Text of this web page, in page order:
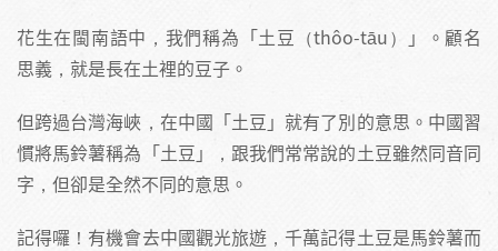
花生在閩南語中，我們稱為「土豆（thôo-tāu）」。顧名
思義，就是長在土裡的豆子。
但跨過台灣海峽，在中國「土豆」就有了別的意思。中國習
慣將馬鈴薯稱為「土豆」，跟我們常常說的土豆雖然同音同
字，但卻是全然不同的意思。
記得囉！有機會去中國觀光旅遊，千萬記得土豆是馬鈴薯而